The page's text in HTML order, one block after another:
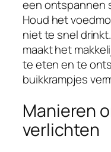
een ontspannen
Houd het
niet te snel
maakt het
te eten en te
buikkrampjes
Manieren
verlichten